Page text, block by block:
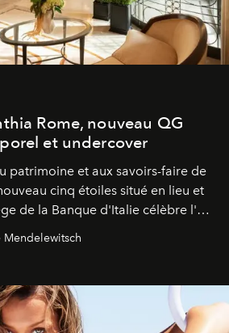
Rome, nouveau QG
et undercover
patrimoine et aux savoirs-faire de
cinq étoiles situé en lieu et
de la Banque d'Italie célèbre l'art